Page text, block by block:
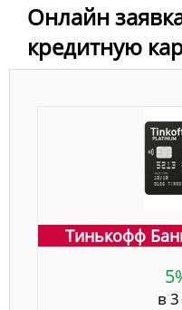
Онлайн
кредитную
Тинькофф
в